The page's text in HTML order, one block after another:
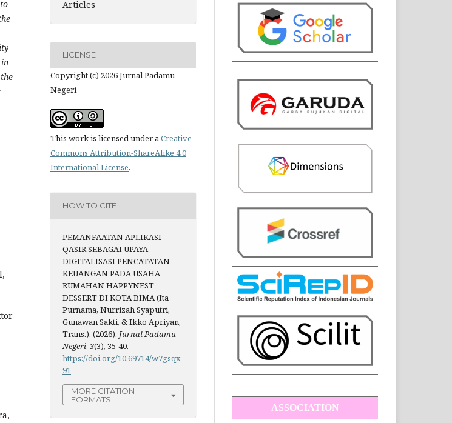
Articles
LICENSE
Copyright (c) 2026 Jurnal Padamu
Negeri
This work is licensed under a Creative
Commons Attribution-ShareAlike 4.0
International License.
HOW TO CITE
PEMANFAATAN APLIKASI
QASIR SEBAGAI UPAYA
DIGITALISASI PENCATATAN
KEUANGAN PADA USAHA
RUMAHAN HAPPYNEST
DESSERT DI KOTA BIMA (Ita
Purnama, Nurrizah Syaputri,
Gunawan Sakti, & Ikko Apriyan,
Trans.). (2026). Jurnal Padamu
Negeri,3(3), 35-40.
https://doi.org/10.69714/w7gsqx
91
MORE CITATION
FORMATS
ASSOCIATION